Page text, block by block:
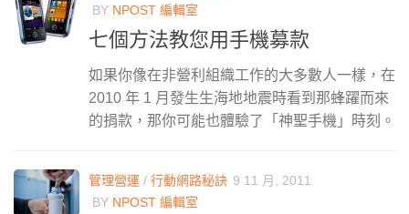
BY NPOST 編輯室
七個方法教您用手機募款
如果你像在非營利組織工作的大多數人一樣，在
2010 年 1 月發生生海地地震時看到那蜂躍而來
的捐款，那你可能也體驗了「神聖手機」時刻。
管理營運 / 行動網路秘訣 9 11 月, 2011
BY NPOST 編輯室